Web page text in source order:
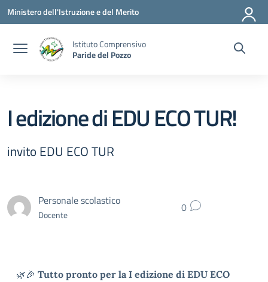
Vai ai contenuti
Vai al menu di navigazione
Vai al footer
Ministero dell'Istruzione e del Merito
Istituto Comprensivo
Paride del Pozzo
I edizione di EDU ECO TUR!
invito EDU ECO TUR
Personale scolastico
Docente 0
🌿🎉 Tutto pronto per la I edizione di EDU ECO